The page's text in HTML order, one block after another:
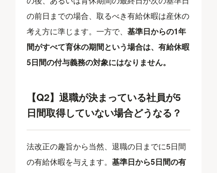
の前日までの場合、取るべき有給休暇は産休の
考え方に準じます。一方で、基準日からの1年
間がすべて育休の期間という場合は、有給休暇
5日間の付与義務の対象にはなりません。
【Q2】退職が決まっている社員が5
日間取得していない場合どうなる？
法改正の趣旨から当然、退職の日までに5日間
の有給休暇を与えます。基準日から5日間の有